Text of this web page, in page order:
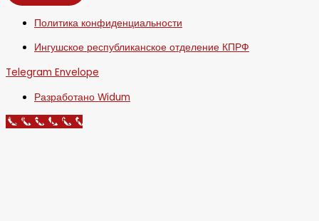
Политика конфиденциальности
Ингушское республиканское отделение КПРФ
Telegram Envelope
Разработано Widum
Call Now Button